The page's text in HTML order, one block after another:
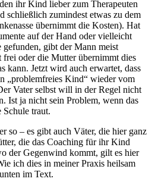
ihr Kind lieber zum Therapeuten
schließlich zumindest etwas zu dem
übernimmt die Kosten). Hat
auf der Hand oder vielleicht
gefunden, gibt der Mann meist
frei oder die Mutter übernimmt dies
kann. Jetzt wird auch erwartet, dass
„problemfreies Kind“ wieder vom
Vater selbst will in der Regel nicht
Ist ja nicht sein Problem, wenn das
traut.
so – es gibt auch Väter, die hier ganz
die das Coaching für ihr Kind
der Gegenwind kommt, gilt es hier
ich dies in meiner Praxis heilsam
im Text.